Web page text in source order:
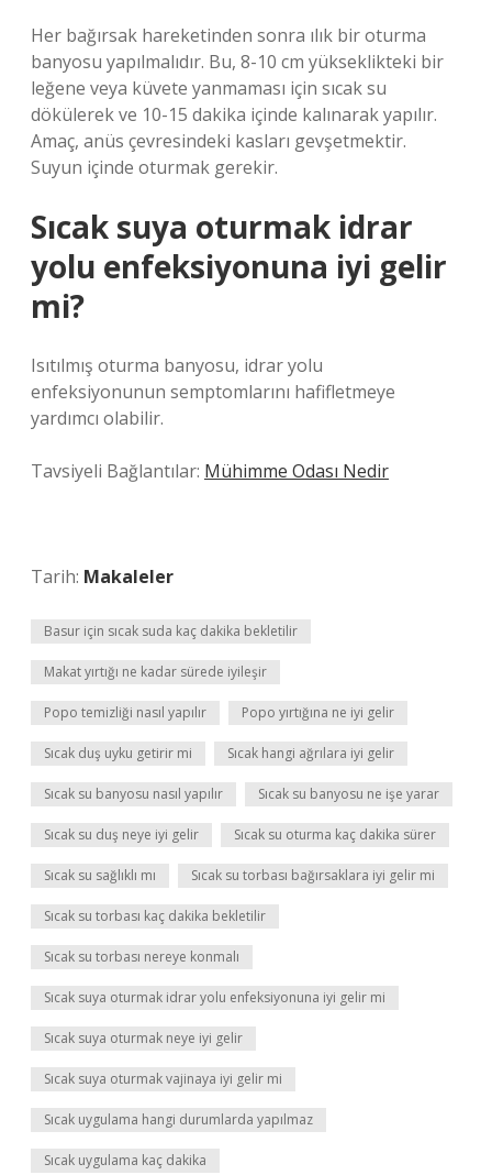
Her bağırsak hareketinden sonra ılık bir oturma
banyosu yapılmalıdır. Bu, 8-10 cm yükseklikteki bir
leğene veya küvete yanmaması için sıcak su
dökülerek ve 10-15 dakika içinde kalınarak yapılır.
Amaç, anüs çevresindeki kasları gevşetmektir.
Suyun içinde oturmak gerekir.
Sıcak suya oturmak idrar
yolu enfeksiyonuna iyi gelir
mi?
Isıtılmış oturma banyosu, idrar yolu
enfeksiyonunun semptomlarını hafifletmeye
yardımcı olabilir.
Tavsiyeli Bağlantılar: Mühimme Odası Nedir
Tarih: Makaleler
Basur için sıcak suda kaç dakika bekletilir
Makat yırtığı ne kadar sürede iyileşir
Popo temizliği nasıl yapılır Popo yırtığına ne iyi gelir
Sıcak duş uyku getirir mi Sıcak hangi ağrılara iyi gelir
Sıcak su banyosu nasıl yapılır Sıcak su banyosu ne işe yarar
Sıcak su duş neye iyi gelir Sıcak su oturma kaç dakika sürer
Sıcak su sağlıklı mı Sıcak su torbası bağırsaklara iyi gelir mi
Sıcak su torbası kaç dakika bekletilir
Sıcak su torbası nereye konmalı
Sıcak suya oturmak idrar yolu enfeksiyonuna iyi gelir mi
Sıcak suya oturmak neye iyi gelir
Sıcak suya oturmak vajinaya iyi gelir mi
Sıcak uygulama hangi durumlarda yapılmaz
Sıcak uygulama kaç dakika